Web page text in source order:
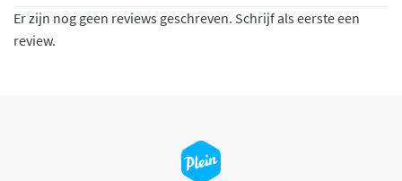
Er zijn nog geen reviews geschreven. Schrijf als eerste een
review.